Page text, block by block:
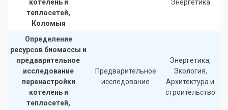
котелень и
теплосетей,
Коломыя
Энергетика
Определение
ресурсов биомассы и
предварительное
исследование
перенастройки
котелень и
теплосетей,
Предварительное
исследование
Энергетика,
Экология,
Архитектура и
строительство